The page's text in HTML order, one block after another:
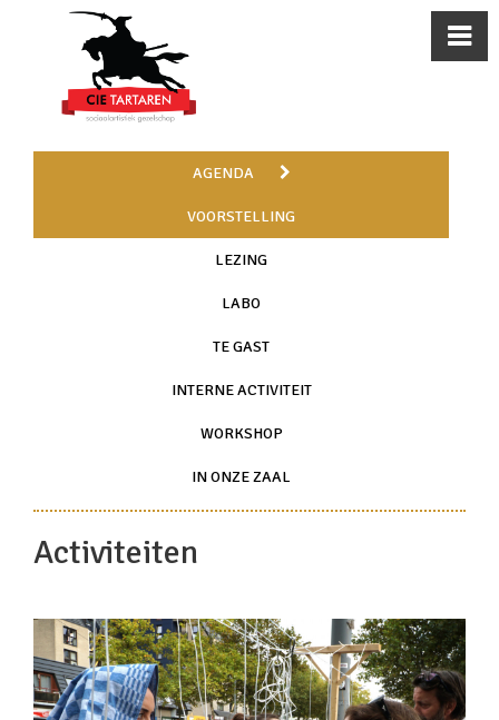
AGENDA
VOORSTELLING
LEZING
LABO
TE GAST
INTERNE ACTIVITEIT
WORKSHOP
IN ONZE ZAAL
Activiteiten